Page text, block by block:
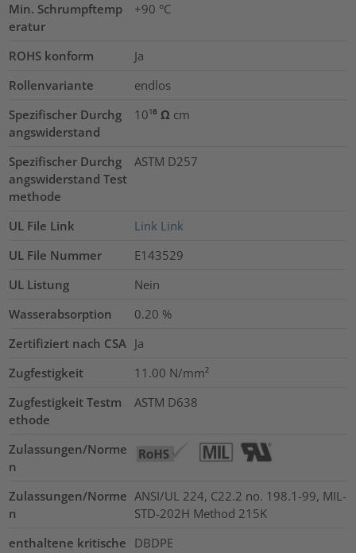
Min. Schrumpftemp
eratur
+90 °C
ROHS konform
Ja
Rollenvariante
endlos
Spezifischer Durchg
angswiderstand
10¹⁶ Ω cm
Spezifischer Durchg
angswiderstand Test
methode
ASTM D257
UL File Link Link Link
UL File Nummer
E143529
UL Listung
Nein
Wasserabsorption
0.20 %
Zertifiziert nach CSA Ja
Zugfestigkeit
11.00 N/mm²
Zugfestigkeit Testm
ethode
ASTM D638
Zulassungen/Norme
n
Zulassungen/Norme
n
ANSI/UL 224, C22.2 no. 198.1-99, MIL-
STD-202H Method 215K
enthaltene kritische DBDPE